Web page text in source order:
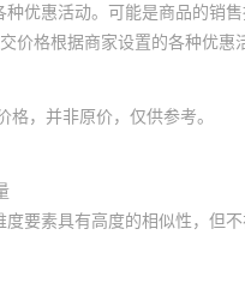
优惠活动。可能是商品的销
价格根据商家设置的各种优
，并非原价，仅供参考。
要素具有高度的相似性，但